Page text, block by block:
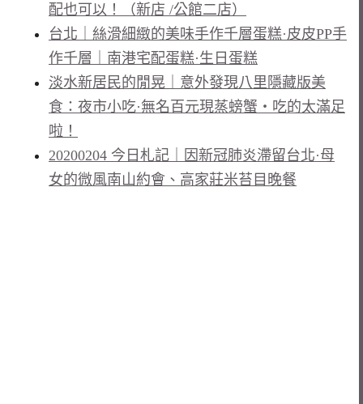
配也可以！（新店 /公館二店）
台北｜絲滑細緻的美味手作千層蛋糕·皮皮PP手
作千層｜南港宅配蛋糕·生日蛋糕
淡水新居民的閒晃｜意外發現八里隱藏版美
食：夜市小吃·無名百元現蒸螃蟹・吃的太滿足
啦！
20200204 今日札記｜因新冠肺炎滯留台北·母
女的微風南山約會、高家莊米苔目晚餐